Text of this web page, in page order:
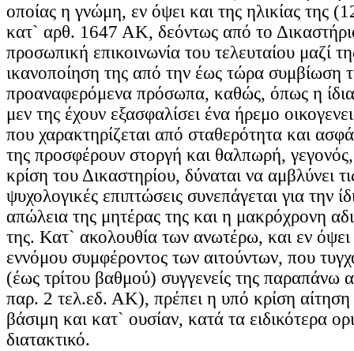
οποίας η γνώμη, εν όψει και της ηλικίας της
κατ` αρθ. 1647 ΑΚ, δεόντως από το
προσωπική επικοινωνία του τελευταίου μαζί
ικανοποίηση της από την έως τώρα συμβίωση
προαναφερόμενα πρόσωπα, καθώς, όπως η
μεν της έχουν εξασφαλίσει ένα ήρεμο
που χαρακτηρίζεται από σταθερότητα και
της προσφέρουν στοργή και θαλπωρή,
κρίση του Δικαστηρίου, δύναται να αμβλύνει
ψυχολογικές επιπτώσεις συνεπάγεται για την
απώλεια της μητέρας της και η μακρόχρονη
της. Κατ` ακολουθία των ανωτέρω, και εν
εννόμου συμφέροντος των αιτούντων, που
(έως τρίτου βαθμού) συγγενείς της παραπάνω
παρ. 2 τελ.εδ. ΑΚ), πρέπει η υπό κρίση αίτηση
βάσιμη και κατ` ουσίαν, κατά τα ειδικότερα
διατακτικό.